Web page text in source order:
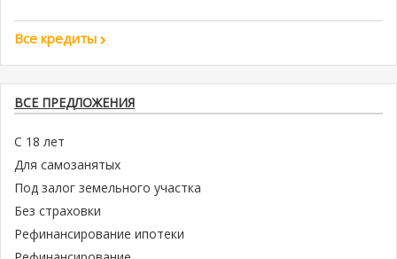
Все кредиты
ВСЕ ПРЕДЛОЖЕНИЯ
С 18 лет
Для самозанятых
Под залог земельного участка
Без страховки
Рефинансирование ипотеки